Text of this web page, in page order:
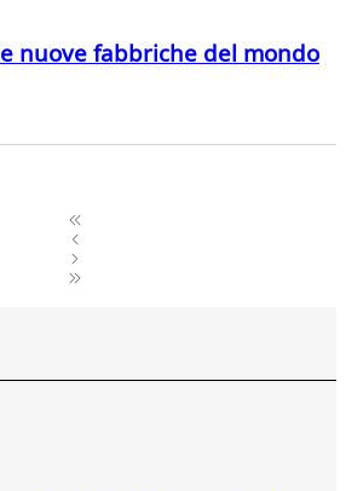
nuove fabbriche del mondo